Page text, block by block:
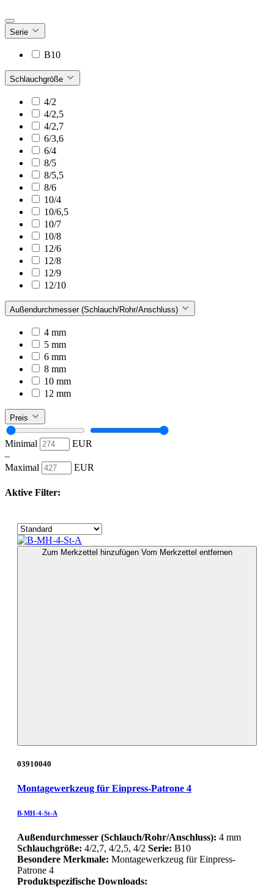
Serie
B10
Schlauchgröße
4/2
4/2,5
4/2,7
6/3,6
6/4
8/5
8/5,5
8/6
10/4
10/6,5
10/7
10/8
12/6
12/8
12/9
12/10
Außendurchmesser (Schlauch/Rohr/Anschluss)
4 mm
5 mm
6 mm
8 mm
10 mm
12 mm
Preis
Minimal
EUR
–
Maximal
EUR
Aktive Filter:
Zum Merkzettel hinzufügen Vom Merkzettel entfernen
03910040
Montagewerkzeug für Einpress-Patrone 4
B-MH-4-St-A
Außendurchmesser (Schlauch/Rohr/Anschluss): 4 mm
Schlauchgröße: 4/2,7, 4/2,5, 4/2 Serie: B10
Besondere Merkmale: Montagewerkzeug für Einpress-
Patrone 4
Produktspezifische Downloads: